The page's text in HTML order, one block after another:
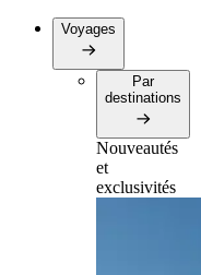
Voyages
Par
destinations
Nouveautés
et
exclusivités